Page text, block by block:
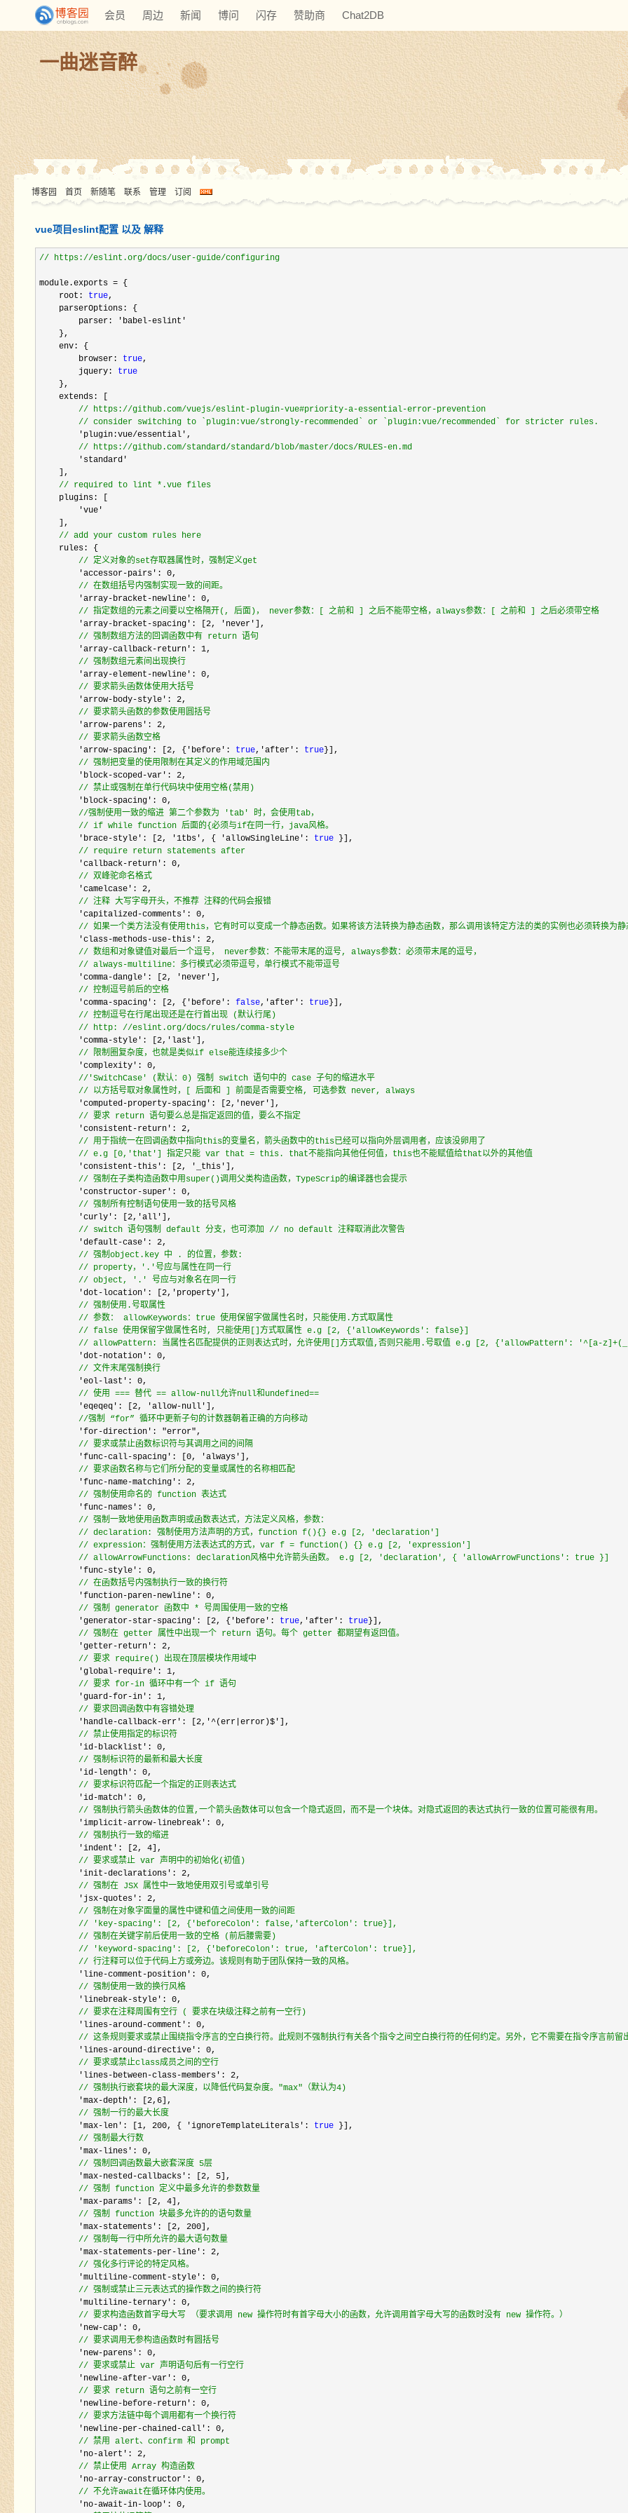
会员 周边 新闻 博问 闪存 赞助商 Chat2DB
一曲迷音醉
博客园 首页 新随笔 联系 管理 订阅
vue项目eslint配置 以及 解释
// https://eslint.org/docs/user-guide/configuring
module.exports = {
    root:
true,
    parserOptions: {
        parser:
'babel-eslint'
    },
    env: {
        browser:
true,
        jquery:
true
    },
    extends: [
// https://github.com/vuejs/eslint-plugin-vue#priority-a-essential-error-prevention
// consider switching to `plugin:vue/strongly-recommended` or `plugin:vue/recommended` for stricter rules.
        'plugin:vue/essential'
,
// https://github.com/standard/standard/blob/master/docs/RULES-en.md
        'standard'
    ],
// required to lint *.vue files
    plugins: [
'vue'
    ],
// add your custom rules here
    rules: {
// 定义对象的set存取器属性时，强制定义get
        'accessor-pairs': 0
,
// 在数组括号内强制实现一致的间距。
        'array-bracket-newline': 0
,
// 指定数组的元素之间要以空格隔开(, 后面)， never参数：[ 之前和 ] 之后不能带空格，always参数：[ 之前和 ] 之后必须带空格
        'array-bracket-spacing': [2, 'never'
],
// 强制数组方法的回调函数中有 return 语句
        'array-callback-return': 1
,
// 强制数组元素间出现换行
        'array-element-newline': 0
,
// 要求箭头函数体使用大括号
        'arrow-body-style': 2
,
// 要求箭头函数的参数使用圆括号
        'arrow-parens': 2
,
// 要求箭头函数空格
        'arrow-spacing': [2, {'before':
true,'after': true}],
// 强制把变量的使用限制在其定义的作用域范围内
        'block-scoped-var': 2
,
// 禁止或强制在单行代码块中使用空格(禁用)
        'block-spacing': 0
,
//强制使用一致的缩进 第二个参数为 'tab' 时，会使用tab，
// if while function 后面的{必须与if在同一行，java风格。
        'brace-style': [2, '1tbs', { 'allowSingleLine':
true }],
// require return statements after
        'callback-return': 0
,
// 双峰驼命名格式
        'camelcase': 2
,
// 注释 大写字母开头，不推荐 注释的代码会报错
        'capitalized-comments': 0
,
// 如果一个类方法没有使用this，它有时可以变成一个静态函数。如果将该方法转换为静态函数，那么调用该特定方法的类的实例也必须转换为静
        'class-methods-use-this': 2
,
// 数组和对象键值对最后一个逗号， never参数：不能带末尾的逗号, always参数：必须带末尾的逗号，
// always-multiline：多行模式必须带逗号，单行模式不能带逗号
        'comma-dangle': [2, 'never'
],
// 控制逗号前后的空格
        'comma-spacing': [2, {'before':
false,'after': true}],
// 控制逗号在行尾出现还是在行首出现 (默认行尾)
// http: //eslint.org/docs/rules/comma-style
        'comma-style': [2,'last'
],
// 限制圈复杂度，也就是类似if else能连续接多少个
        'complexity': 0
,
// 'SwitchCase' (默认：0) 强制 switch 语句中的 case 子句的缩进水平
// 以方括号取对象属性时，[ 后面和 ] 前面是否需要空格, 可选参数 never, always
        'computed-property-spacing': [2,'never'
],
// 要求 return 语句要么总是指定返回的值，要么不指定
        'consistent-return': 2
,
// 用于指统一在回调函数中指向this的变量名，箭头函数中的this已经可以指向外层调用者，应该没卵用了
// e.g [0,'that'] 指定只能 var that = this. that不能指向其他任何值，this也不能赋值给that以外的其他值
        'consistent-this': [2, '_this'
],
// 强制在子类构造函数中用super()调用父类构造函数，TypeScrip的编译器也会提示
        'constructor-super': 0
,
// 强制所有控制语句使用一致的括号风格
        'curly': [2,'all'
],
// switch 语句强制 default 分支，也可添加 // no default 注释取消此次警告
        'default-case': 2
,
// 强制object.key 中 . 的位置，参数:
// property，'.'号应与属性在同一行
// object, '.' 号应与对象名在同一行
        'dot-location': [2,'property'
],
// 强制使用.号取属性
// 参数： allowKeywords：true 使用保留字做属性名时，只能使用.方式取属性
// false 使用保留字做属性名时, 只能使用[]方式取属性 e.g [2, {'allowKeywords': false}]
// allowPattern: 当属性名匹配提供的正则表达式时，允许使用[]方式取值,否则只能用.号取值 e.g [2, {'allowPattern': '^[a-
        'dot-notation': 0
,
// 文件末尾强制换行
        'eol-last': 0
,
// 使用 === 替代 == allow-null允许null和undefined==
        'eqeqeq': [2, 'allow-null'
],
//强制 “for” 循环中更新子句的计数器朝着正确的方向移动
        'for-direction': "error"
,
// 要求或禁止函数标识符与其调用之间的间隔
        'func-call-spacing': [0, 'always'
],
// 要求函数名称与它们所分配的变量或属性的名称相匹配
        'func-name-matching': 2
,
// 强制使用命名的 function 表达式
        'func-names': 0
,
// 强制一致地使用函数声明或函数表达式，方法定义风格，参数：
// declaration: 强制使用方法声明的方式，function f(){} e.g [2, 'declaration']
// expression：强制使用方法表达式的方式，var f = function() {} e.g [2, 'expression']
// allowArrowFunctions: declaration风格中允许箭头函数。 e.g [2, 'declaration', { 'allowArrowFunctions': true }]
        'func-style': 0
,
// 在函数括号内强制执行一致的换行符
        'function-paren-newline': 0
,
// 强制 generator 函数中 * 号周围使用一致的空格
        'generator-star-spacing': [2, {'before':
true,'after': true}],
// 强制在 getter 属性中出现一个 return 语句。每个 getter 都期望有返回值。
        'getter-return': 2
,
// 要求 require() 出现在顶层模块作用域中
        'global-require': 1
,
// 要求 for-in 循环中有一个 if 语句
        'guard-for-in': 1
,
// 要求回调函数中有容错处理
        'handle-callback-err': [2,'^(err|error)$'
],
// 禁止使用指定的标识符
        'id-blacklist': 0
,
// 强制标识符的最新和最大长度
        'id-length': 0
,
// 要求标识符匹配一个指定的正则表达式
        'id-match': 0
,
// 强制执行箭头函数体的位置,一个箭头函数体可以包含一个隐式返回，而不是一个块体。对隐式返回的表达式执行一致的位置可能很有用。
        'implicit-arrow-linebreak': 0
,
// 强制执行一致的缩进
        'indent': [2, 4
],
// 要求或禁止 var 声明中的初始化(初值)
        'init-declarations': 2
,
// 强制在 JSX 属性中一致地使用双引号或单引号
        'jsx-quotes': 2
,
// 强制在对象字面量的属性中键和值之间使用一致的间距
// 'key-spacing': [2, {'beforeColon': false,'afterColon': true}],
// 强制在关键字前后使用一致的空格 (前后腰需要)
// 'keyword-spacing': [2, {'beforeColon': true, 'afterColon': true}],
// 行注释可以位于代码上方或旁边。该规则有助于团队保持一致的风格。
        'line-comment-position': 0
,
// 强制使用一致的换行风格
        'linebreak-style': 0
,
// 要求在注释周围有空行 ( 要求在块级注释之前有一空行)
        'lines-around-comment': 0
,
// 这条规则要求或禁止围绕指令序言的空白换行符。此规则不强制执行有关各个指令之间空白换行符的任何约定。另外，它不需要在指令序言前
        'lines-around-directive': 0
,
// 要求或禁止class成员之间的空行
        'lines-between-class-members': 2
,
// 强制执行嵌套块的最大深度，以降低代码复杂度。"max"（默认为4)
        'max-depth': [2,6
],
// 强制一行的最大长度
        'max-len': [1, 200, { 'ignoreTemplateLiterals':
true }],
// 强制最大行数
        'max-lines': 0
,
// 强制回调函数最大嵌套深度 5层
        'max-nested-callbacks': [2, 5
],
// 强制 function 定义中最多允许的参数数量
        'max-params': [2, 4
],
// 强制 function 块最多允许的的语句数量
        'max-statements': [2, 200
],
// 强制每一行中所允许的最大语句数量
        'max-statements-per-line': 2
,
// 强化多行评论的特定风格。
        'multiline-comment-style': 0
,
// 强制或禁止三元表达式的操作数之间的换行符
        'multiline-ternary': 0
,
// 要求构造函数首字母大写 （要求调用 new 操作符时有首字母大小的函数，允许调用首字母大写的函数时没有 new 操作符。）
        'new-cap': 0
,
// 要求调用无参构造函数时有圆括号
        'new-parens': 0
,
// 要求或禁止 var 声明语句后有一行空行
        'newline-after-var': 0
,
// 要求 return 语句之前有一空行
        'newline-before-return': 0
,
// 要求方法链中每个调用都有一个换行符
        'newline-per-chained-call': 0
,
// 禁用 alert、confirm 和 prompt
        'no-alert': 2
,
// 禁止使用 Array 构造函数
        'no-array-constructor': 0
,
// 不允许await在循环体内使用。
        'no-await-in-loop': 0
,